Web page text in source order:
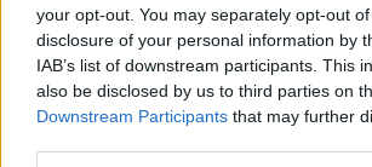
your opt-out. You may separately opt-out
disclosure of your personal information by
IAB’s list of downstream participants. This
also be disclosed by us to third parties on
Downstream Participants that may further
Szerzői jogok
Adatvédelmi tájékoztató
Cookie-kezelési tájékoztató
Hozzászólási szabályzat
Nyomtatott lapjaink archívuma